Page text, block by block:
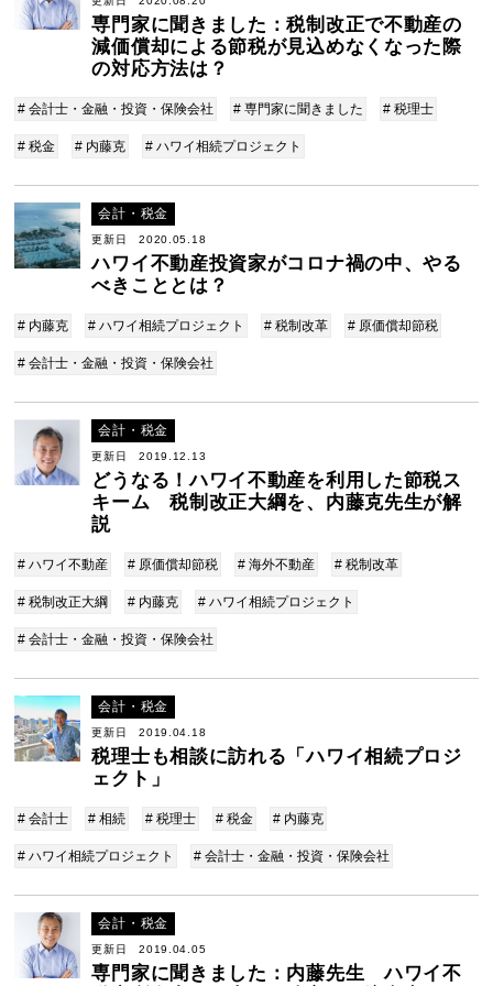
専門家に聞きました：税制改正で不動産の
減価償却による節税が見込めなくなった際
の対応方法は？
# 会計士・金融・投資・保険会社 # 専門家に聞きました # 税理士
# 税金 # 内藤克 # ハワイ相続プロジェクト
会計・税金
更新日 2020.05.18
ハワイ不動産投資家がコロナ禍の中、やる
べきこととは？
# 内藤克 # ハワイ相続プロジェクト # 税制改革 # 原価償却節税
# 会計士・金融・投資・保険会社
会計・税金
更新日 2019.12.13
どうなる！ハワイ不動産を利用した節税ス
キーム 税制改正大綱を、内藤克先生が解
説
# ハワイ不動産 # 原価償却節税 # 海外不動産 # 税制改革
# 税制改正大綱 # 内藤克 # ハワイ相続プロジェクト
# 会計士・金融・投資・保険会社
会計・税金
更新日 2019.04.18
税理士も相談に訪れる「ハワイ相続プロジ
ェクト」
# 会計士 # 相続 # 税理士 # 税金 # 内藤克
# ハワイ相続プロジェクト # 会計士・金融・投資・保険会社
会計・税金
更新日 2019.04.05
専門家に聞きました：内藤先生 ハワイ不